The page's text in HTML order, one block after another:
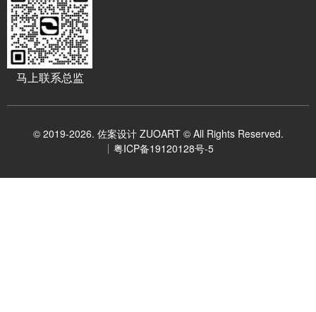
马上联系总监
© 2019-2026. 佐案设计 ZUOART © All Rights Reserved.
粤ICP备19120128号-5